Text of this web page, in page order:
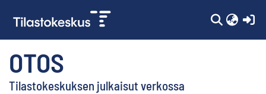
OTOS
Tilastokeskuksen julkaisut verkossa